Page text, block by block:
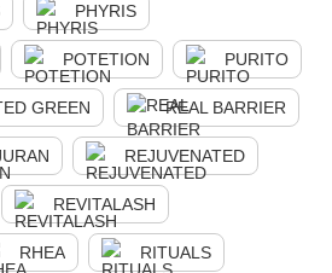
PHYRIS
POTETION PURITO
GREEN REAL BARRIER
REJUVENATED
REVITALASH
RHEA RITUALS